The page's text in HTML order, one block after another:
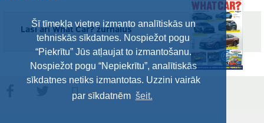
Šī tīmekļa vietne izmanto analītiskās un
tehniskās sīkdatnes. Nospiežot pogu
“Piekrītu” Jūs atļaujat to izmantošanu.
Nospiežot pogu “Nepiekrītu”, analītiskās
sīkdatnes netiks izmantotas. Uzzini vairāk
par sīkdatnēm šeit.
Lasi arī What Car? žurnālus